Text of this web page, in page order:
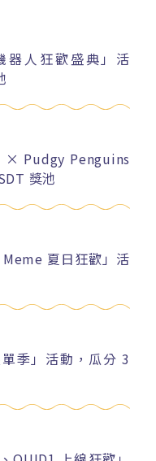
器人狂歡盛典」活
× Pudgy Penguins
獎池
夏日狂歡」活
季」活動，瓜分 3